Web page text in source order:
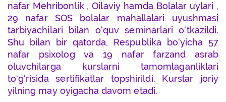
nafar Mehribonlik , Oilaviy hamda Bolalar uylari ,
29 nafar SOS bolalar mahallalari uyushmasi
tarbiyachilari bilan o‘quv seminarlari o‘tkazildi.
Shu bilan bir qatorda, Respublika bo‘yicha 57
nafar psixolog va 19 nafar farzand asrab
oluvchilarga kurslarni tamomlaganliklari
to‘g‘risida sertifikatlar topshirildi. Kurslar joriy
yilning may oyigacha davom etadi.